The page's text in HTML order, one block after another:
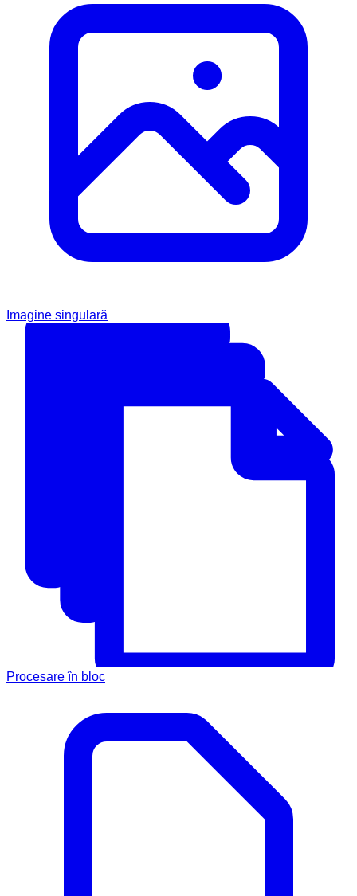
Imagine singulară
Procesare în bloc